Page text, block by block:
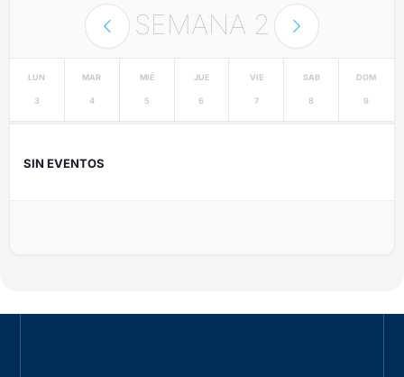
SEMANA 2
LUN
3
MAR
4
MIÉ
5
JUE
6
VIE
7
SÁB
8
DOM
9
SIN EVENTOS